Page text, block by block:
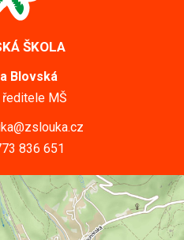
ŠKOLA
Blovská
MŠ
836 651